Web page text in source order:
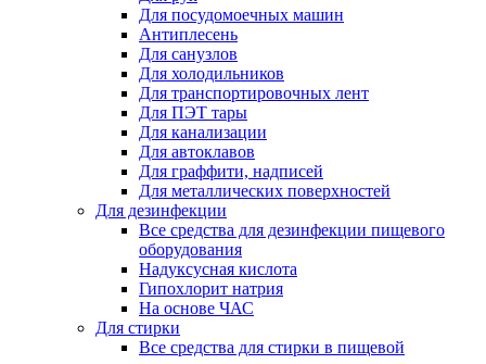
Для посудомоечных машин
Антиплесень
Для санузлов
Для холодильников
Для транспортировочных лент
Для ПЭТ тары
Для канализации
Для автоклавов
Для граффити, надписей
Для металлических поверхностей
Для дезинфекции
Все средства для дезинфекции пищевого
оборудования
Надуксусная кислота
Гипохлорит натрия
На основе ЧАС
Для стирки
Все средства для стирки в пищевой